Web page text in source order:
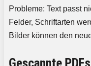
Probleme: Text passt
Felder, Schriftarten
Bilder können den
Gescannte